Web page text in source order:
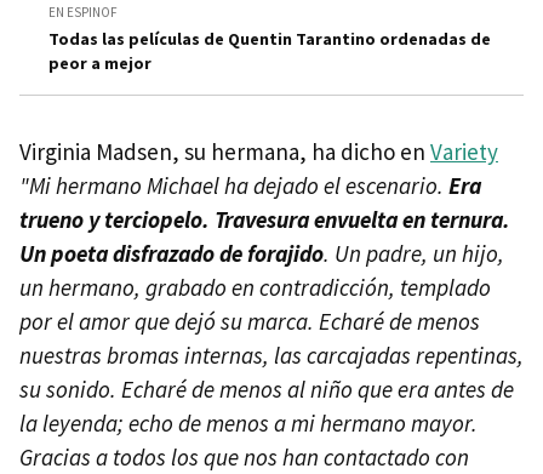
EN ESPINOF
Todas las películas de Quentin Tarantino ordenadas de
peor a mejor
Virginia Madsen, su hermana, ha dicho en Variety
"Mi hermano Michael ha dejado el escenario. Era
trueno y terciopelo. Travesura envuelta en ternura.
Un poeta disfrazado de forajido. Un padre, un hijo,
un hermano, grabado en contradicción, templado
por el amor que dejó su marca. Echaré de menos
nuestras bromas internas, las carcajadas repentinas,
su sonido. Echaré de menos al niño que era antes de
la leyenda; echo de menos a mi hermano mayor.
Gracias a todos los que nos han contactado con